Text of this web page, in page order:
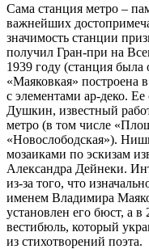
Сама станция метро –
важнейших
значимость станции
получил Гран-при на
1939 году (станция была
«Маяковкая» построена
с элементами ар-деко.
Душкин, известный
метро (в том числе
«Новослободская»).
мозаиками по эскизам
Александра Дейнеки.
из-за того, что
именем Владимира
установлен его бюст, а
вестибюль, который
из стихотворений поэта.